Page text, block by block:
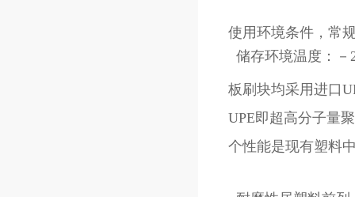
使用环境条件，常
板刷块均采用进口
UPE即超高分子量
个性能是现有塑料